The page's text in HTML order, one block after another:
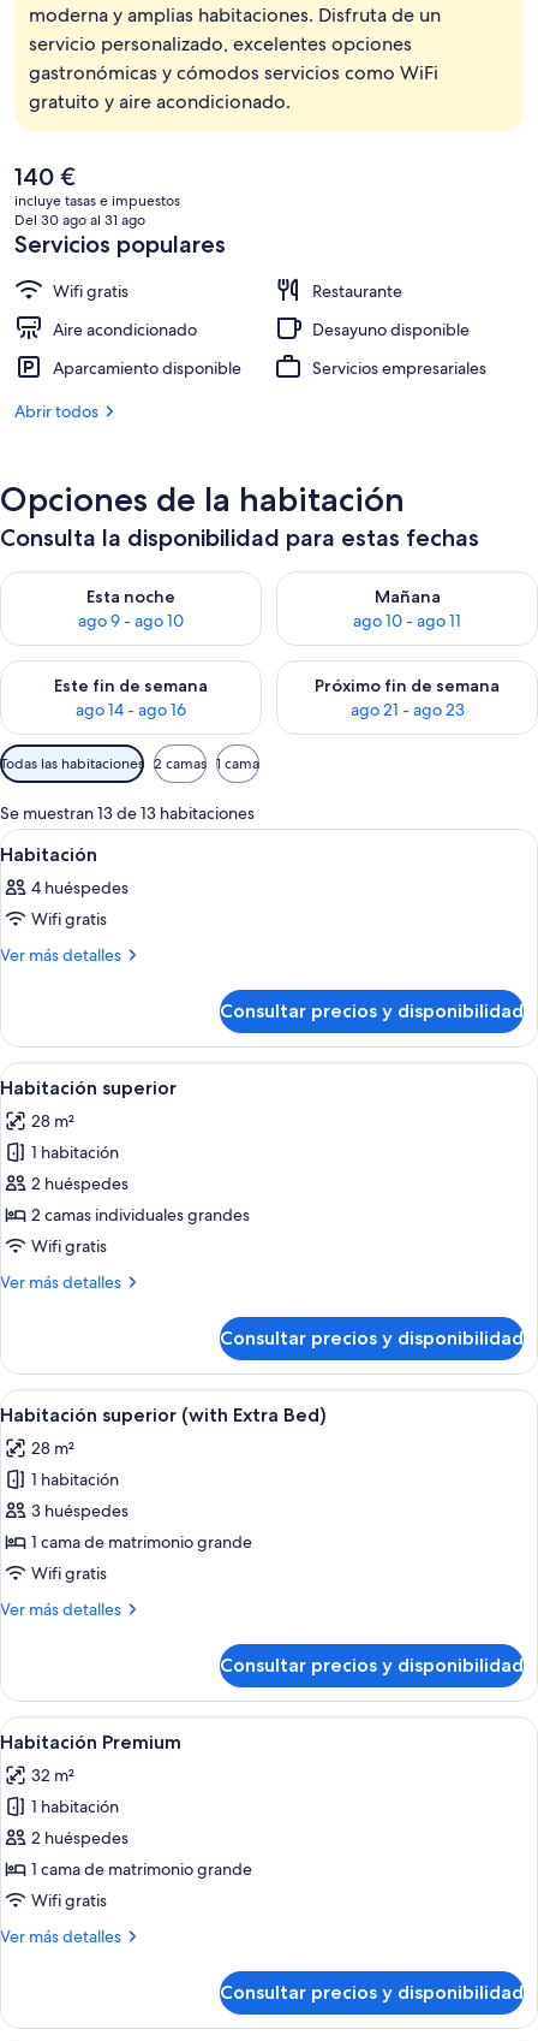
Exterior
moderna y amplias habitaciones. Disfruta de un
servicio personalizado, excelentes opciones
gastronómicas y cómodos servicios como WiFi
gratuito y aire acondicionado.
El
precio
actual
es
de
140 €
140 €
incluye tasas e impuestos
Del 30 ago al 31 ago
Servicios populares
Wifi gratis
Restaurante
Aire acondicionado
Desayuno disponible
Aparcamiento disponible
Servicios empresariales
Abrir todos
Opciones de la habitación
Consulta la disponibilidad para estas fechas
Esta noche
ago 9 - ago 10
Consulta la disponibilidad para esta noche, ago 9 - ago 10
Mañana
ago 10 - ago 11
Consulta la disponibilidad
Este fin de semana
ago 14 - ago 16
Consulta la disponibilidad para este fin de semana, ago 14 -
Próximo fin de semana
ago 21 - ago 23
Consulta la disponibilidad
Filtros
disponibles
para
las
habitaciones
Todas las habitaciones 2 camas 1 cama
Se muestran 13 de 13 habitaciones
Abrir
todas
las
fotos
de
Una habitación de hotel con una
5
Habitación
4 huéspedes
Wifi gratis
Ver más detalles
Más
Consultar precios y disponibilidad
Abrir
todas
las
fotos
de
Habitación
superior
Una habitación de hotel moderna
13
Habitación superior
28 m²
1 habitación
2 huéspedes
2 camas individuales grandes
Wifi gratis
Ver más detalles
Más
superior
Consultar precios y disponibilidad
Abrir
todas
las
fotos
de
Habitación
superior
Extra
Habitación de hotel con una cama
7
Habitación superior (with Extra Bed)
28 m²
1 habitación
3 huéspedes
1 cama de matrimonio grande
Wifi gratis
Ver más detalles
Más
superior
(with
Extra
Consultar precios y disponibilidad
Abrir
todas
las
fotos
de
Habitación
Premium
Habitación de hotel con cama, sofá,
9
Habitación Premium
32 m²
1 habitación
2 huéspedes
1 cama de matrimonio grande
Wifi gratis
Ver más detalles
Más
Premium
Consultar precios y disponibilidad